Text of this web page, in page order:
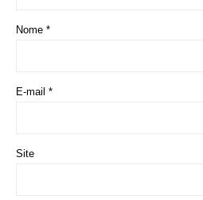
Nome *
E-mail *
Site